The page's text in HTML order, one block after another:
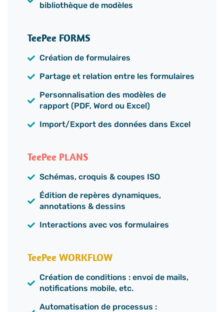
bibliothèque de modèles
TeePee FORMS
Création de formulaires
Partage et relation entre les formulaires
Personnalisation des modèles de
rapport (PDF, Word ou Excel)
Import/Export des données dans Excel
TeePee PLANS
Schémas, croquis & coupes ISO
Édition de repères dynamiques,
annotations & dessins
Interactions avec vos formulaires
TeePee WORKFLOW
Création de conditions : envoi de mails,
notifications mobile, etc.
Automatisation de processus :